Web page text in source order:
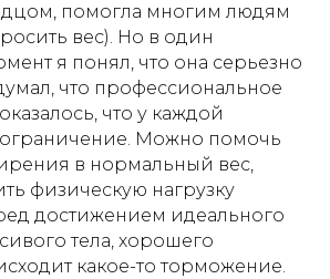
помогла многим людям
вес). Но в один
я понял, что она серьезно
что профессиональное
что у каждой
ограничение. Можно помочь
в нормальный вес,
физическую нагрузку
достижением идеального
тела, хорошего
какое-то торможение.